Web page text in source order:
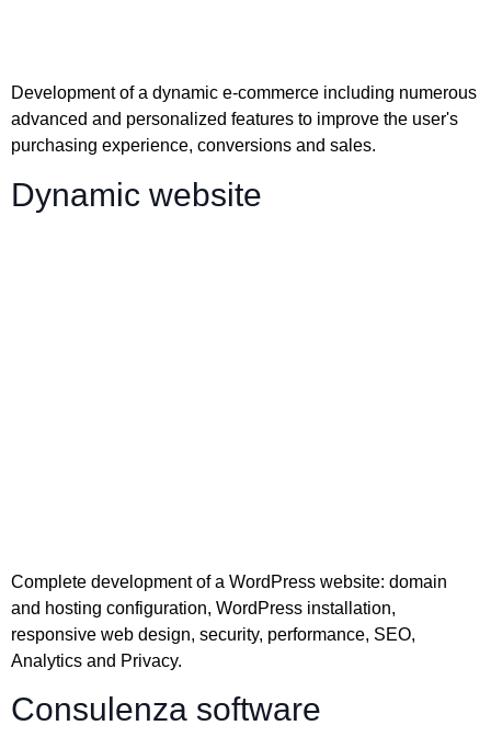
Development of a dynamic e-commerce including numerous
advanced and personalized features to improve the user's
purchasing experience, conversions and sales.
Dynamic website
Complete development of a WordPress website: domain
and hosting configuration, WordPress installation,
responsive web design, security, performance, SEO,
Analytics and Privacy.
Consulenza software